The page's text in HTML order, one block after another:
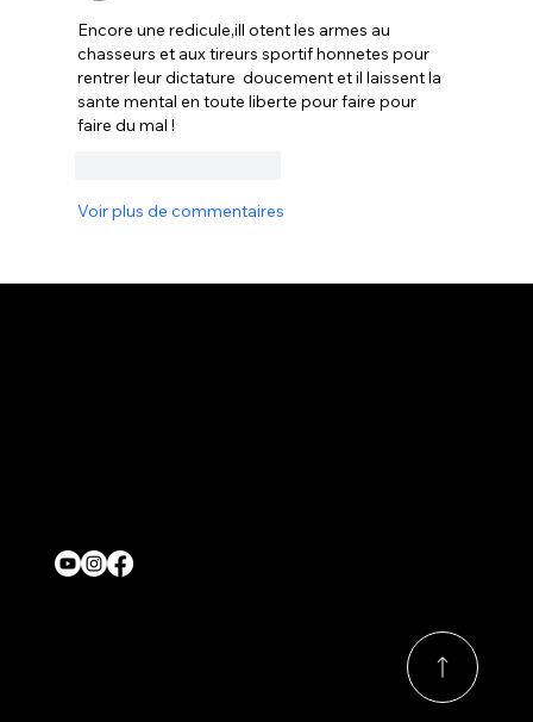
Encore une redicule,ill otent les armes au
chasseurs et aux tireurs sportif honnetes pour
rentrer leur dictature  doucement et il laissent la
sante mental en toute liberte pour faire pour
faire du mal !
Voir plus de commentaires